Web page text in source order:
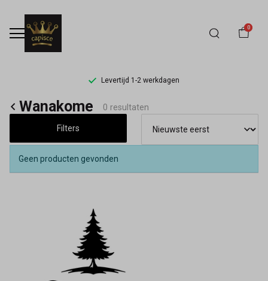
0
Levertijd 1-2 werkdagen
Wanakome
Capisce
Mode
Wanakome 0 resultaten
Filters
Geen producten gevonden